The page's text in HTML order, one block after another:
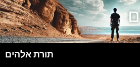
תורת אלהים